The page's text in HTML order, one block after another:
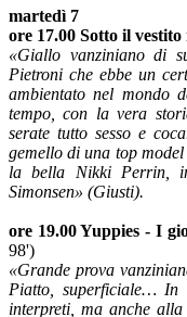
martedì 7
ore 17.00 Sotto il vestito
«Giallo vanziniano di
Pietroni che ebbe un
ambientato nel mondo
tempo, con la vera
serate tutto sesso e
gemello di una top
la bella Nikki Perrin,
Simonsen» (Giusti).
ore 19.00 Yuppies - I
98')
«Grande prova
Piatto, superficiale… In
interpreti, ma anche